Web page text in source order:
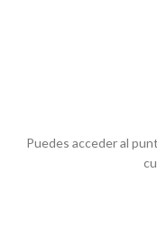
Puedes acceder al